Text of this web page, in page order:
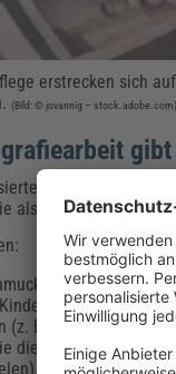
erstrecken sich
(Bild: © jovannig – stock.adobe.com)
gibt
Vorgehensweise
als Impulsgeber für
betrachten.
)Liedern, die die
B. bestimmte
die pflegebedürftige